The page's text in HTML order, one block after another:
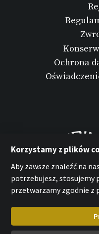
Ochrona
Korzystamy z plików
Aby zawsze znaleźć na
potrzebujesz, stosujemy
przetwarzamy zgodnie z